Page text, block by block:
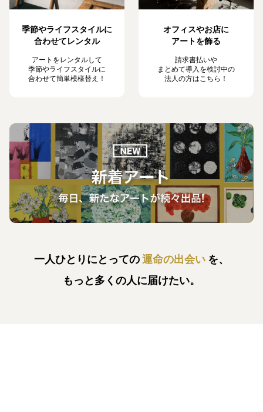
季節やライフスタイルに
合わせてレンタル
アートをレンタルして
季節やライフスタイルに
合わせて簡単模様替え！
オフィスやお店に
アートを飾る
請求書払いや
まとめて導入を検討中の
法人の方はこちら！
一人ひとりにとっての運命の出会い を、
もっと多くの人に届けたい。